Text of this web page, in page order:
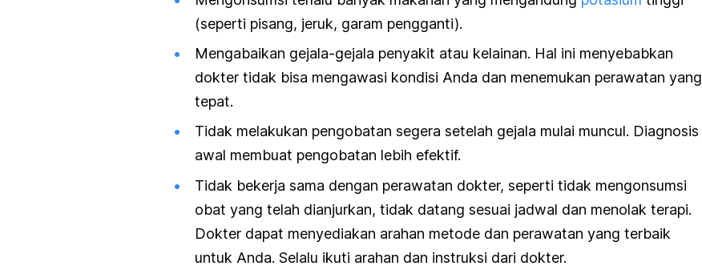
(seperti pisang, jeruk, garam pengganti).
Mengabaikan gejala-gejala penyakit atau kelainan. Hal ini menyebabkan
dokter tidak bisa mengawasi kondisi Anda dan menemukan perawatan yang
tepat.
Tidak melakukan pengobatan segera setelah gejala mulai muncul. Diagnosis
awal membuat pengobatan lebih efektif.
Tidak bekerja sama dengan perawatan dokter, seperti tidak mengonsumsi
obat yang telah dianjurkan, tidak datang sesuai jadwal dan menolak terapi.
Dokter dapat menyediakan arahan metode dan perawatan yang terbaik
untuk Anda. Selalu ikuti arahan dan instruksi dari dokter.